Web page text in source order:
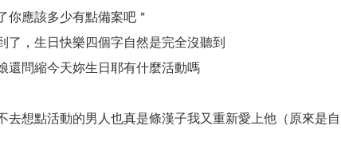
你應該多少有點備案吧＂
了，生日快樂四個字自然是完全沒聽到
還問縮今天妳生日耶有什麼活動嗎
去想點活動的男人也真是條漢子我又重新愛上他（原來是自